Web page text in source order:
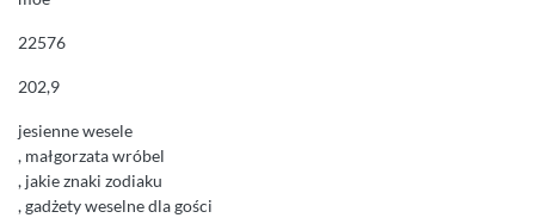
22576
202,9
jesienne wesele
, małgorzata wróbel
, jakie znaki zodiaku
, gadżety weselne dla gości